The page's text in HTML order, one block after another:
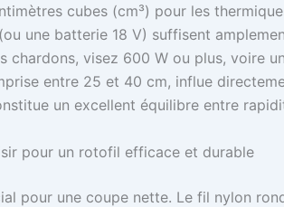
cubes (cm³) pour les
une batterie 18 V) suffisent
chardons, visez 600 W ou plus, voire
entre 25 et 40 cm, influe
un excellent équilibre entre
pour un rotofil efficace et durable
pour une coupe nette. Le fil nylon